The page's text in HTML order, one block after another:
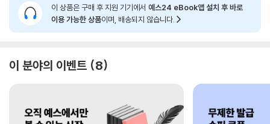
이 상품은 구매 후 지원 기기에서 예스24 eBook앱 설치 후 바로
이용 가능한 상품이며, 배송되지 않습니다.
이 분야의 이벤트 8